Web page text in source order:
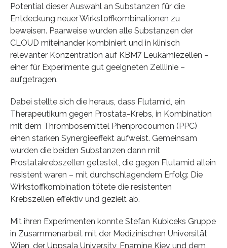
Potential dieser Auswahl an Substanzen für die
Entdeckung neuer Wirkstoffkombinationen zu
beweisen. Paarweise wurden alle Substanzen der
CLOUD miteinander kombiniert und in klinisch
relevanter Konzentration auf KBM7 Leukämiezellen –
einer für Experimente gut geeigneten Zelllinie –
aufgetragen.
Dabei stellte sich die heraus, dass Flutamid, ein
Therapeutikum gegen Prostata-Krebs, in Kombination
mit dem Thrombosemittel Phenprocoumon (PPC)
einen starken Synergieeffekt aufweist. Gemeinsam
wurden die beiden Substanzen dann mit
Prostatakrebszellen getestet, die gegen Flutamid allein
resistent waren – mit durchschlagendem Erfolg: Die
Wirkstoffkombination tötete die resistenten
Krebszellen effektiv und gezielt ab.
Mit ihren Experimenten konnte Stefan Kubiceks Gruppe
in Zusammenarbeit mit der Medizinischen Universität
Wien, der Uppsala University, Enamine Kiev und dem